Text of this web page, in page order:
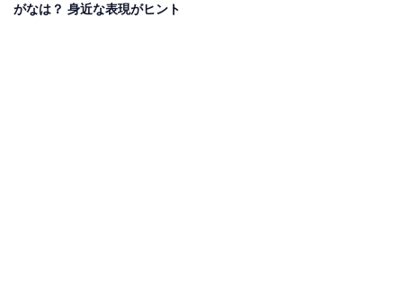
がなは？ 身近な表現がヒント